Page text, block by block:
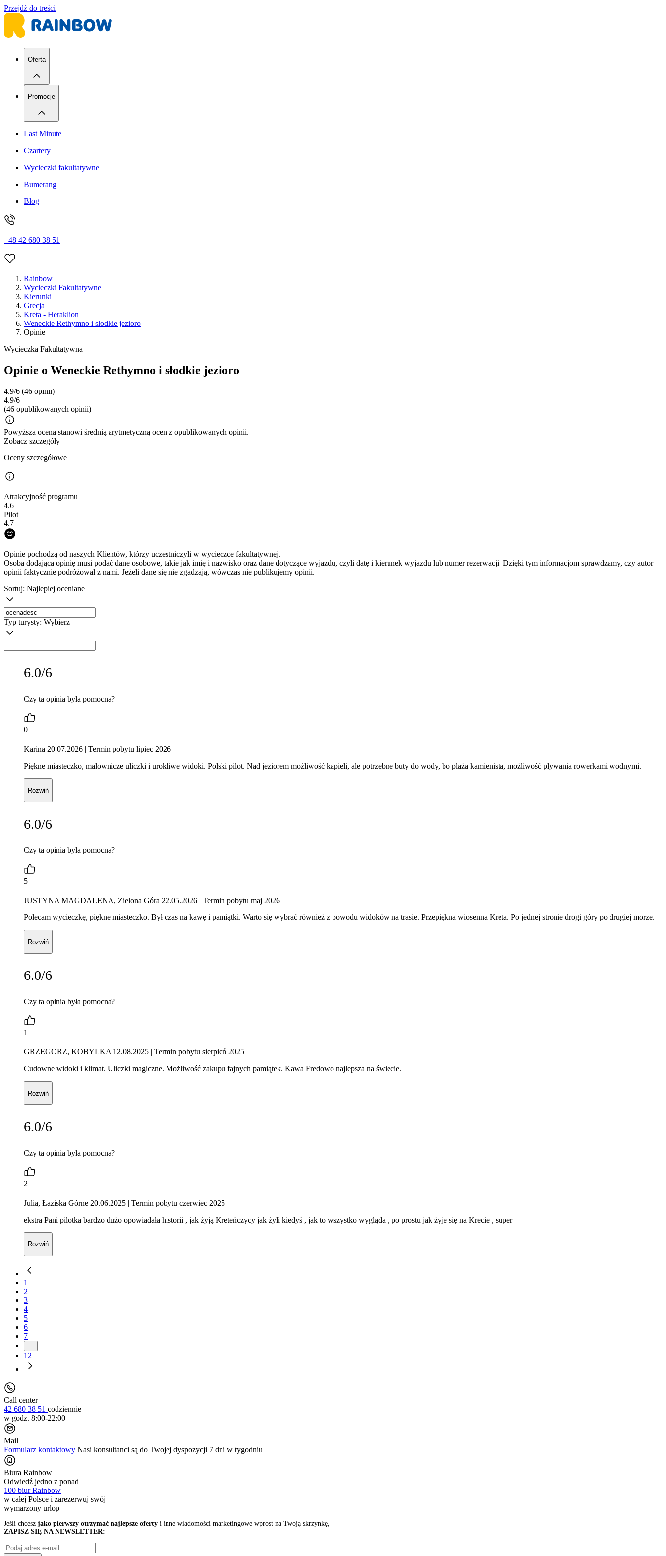
Przejdź do treści
Oferta
Promocje
Last Minute
Czartery
Wycieczki fakultatywne
Bumerang
Blog
+48 42 680 38 51
Rainbow
Wycieczki Fakultatywne
Kierunki
Grecja
Kreta - Heraklion
Weneckie Rethymno i słodkie jezioro
Opinie
Wycieczka Fakultatywna
Opinie o Weneckie Rethymno i słodkie jezioro
4.9/6 (46 opinii)
4.9/6
(46 opublikowanych opinii)
Powyższa ocena stanowi średnią arytmetyczną ocen z opublikowanych opinii.
Zobacz szczegóły
Oceny szczegółowe
Atrakcyjność programu
4.6
Pilot
4.7
Opinie pochodzą od naszych Klientów, którzy uczestniczyli w wycieczce fakultatywnej.
Osoba dodająca opinię musi podać dane osobowe, takie jak imię i nazwisko oraz dane dotyczące wyjazdu, czyli datę i kierunek wyjazdu lub numer rezerwacji. Dzięki tym informacjom sprawdzamy, czy autor
opinii faktycznie podróżował z nami. Jeżeli dane się nie zgadzają, wówczas nie publikujemy opinii.
Sortuj: Najlepiej oceniane
Typ turysty: Wybierz
6.0/6
Czy ta opinia była pomocna?
0
Karina 20.07.2026 | Termin pobytu lipiec 2026
Piękne miasteczko, malownicze uliczki i urokliwe widoki. Polski pilot. Nad jeziorem możliwość kąpieli, ale potrzebne buty do wody, bo plaża kamienista, możliwość pływania rowerkami wodnymi.
Rozwiń
6.0/6
Czy ta opinia była pomocna?
5
JUSTYNA MAGDALENA, Zielona Góra 22.05.2026 | Termin pobytu maj 2026
Polecam wycieczkę, piękne miasteczko. Był czas na kawę i pamiątki. Warto się wybrać również z powodu widoków na trasie. Przepiękna wiosenna Kreta. Po jednej stronie drogi góry po drugiej morze.
Rozwiń
6.0/6
Czy ta opinia była pomocna?
1
GRZEGORZ, KOBYLKA 12.08.2025 | Termin pobytu sierpień 2025
Cudowne widoki i klimat. Uliczki magiczne. Możliwość zakupu fajnych pamiątek. Kawa Fredowo najlepsza na świecie.
Rozwiń
6.0/6
Czy ta opinia była pomocna?
2
Julia, Łaziska Górne 20.06.2025 | Termin pobytu czerwiec 2025
ekstra Pani pilotka bardzo dużo opowiadała historii , jak żyją Kreteńczycy jak żyli kiedyś , jak to wszystko wygląda , po prostu jak żyje się na Krecie , super
Rozwiń
1
2
3
4
5
6
7
12
Call center
42 680 38 51 codziennie
w godz. 8:00-22:00
Mail
Formularz kontaktowy Nasi konsultanci są do Twojej dyspozycji 7 dni w tygodniu
Biura Rainbow
Odwiedź jedno z ponad
100 biur Rainbow
w całej Polsce i zarezerwuj swój
wymarzony urlop
Jeśli chcesz jako pierwszy otrzymać najlepsze oferty i inne wiadomości marketingowe wprost na Twoją skrzynkę,
ZAPISZ SIĘ NA NEWSLETTER: